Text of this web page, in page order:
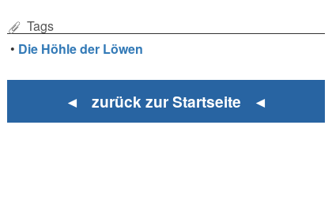
Tags
• Die Höhle der Löwen
◄ zurück zur Startseite ◄